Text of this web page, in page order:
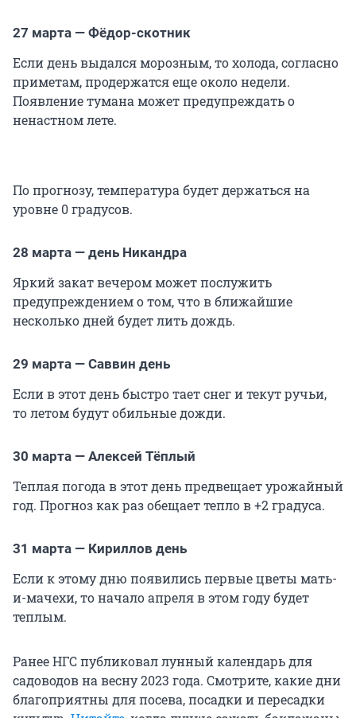
27 марта — Фёдор-скотник
Если день выдался морозным, то холода, согласно
приметам, продержатся еще около недели.
Появление тумана может предупреждать о
ненастном лете.
По прогнозу, температура будет держаться на
уровне 0 градусов.
28 марта — день Никандра
Яркий закат вечером может послужить
предупреждением о том, что в ближайшие
несколько дней будет лить дождь.
29 марта — Саввин день
Если в этот день быстро тает снег и текут ручьи,
то летом будут обильные дожди.
30 марта — Алексей Тёплый
Теплая погода в этот день предвещает урожайный
год. Прогноз как раз обещает тепло в +2 градуса.
31 марта — Кириллов день
Если к этому дню появились первые цветы мать-
и-мачехи, то начало апреля в этом году будет
теплым.
Ранее НГС публиковал лунный календарь для
садоводов на весну 2023 года. Смотрите, какие дни
благоприятны для посева, посадки и пересадки